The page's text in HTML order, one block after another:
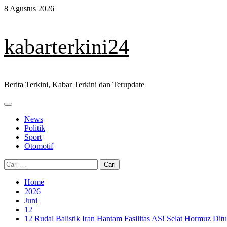
Skip
8 Agustus 2026
kabarterkini24
Berita Terkini, Kabar Terkini dan Terupdate
Primary
News
Politik
Sport
Otomotif
Cari
untuk:
Home
2026
Juni
12
12 Rudal Balistik Iran Hantam Fasilitas AS! Selat Hormuz